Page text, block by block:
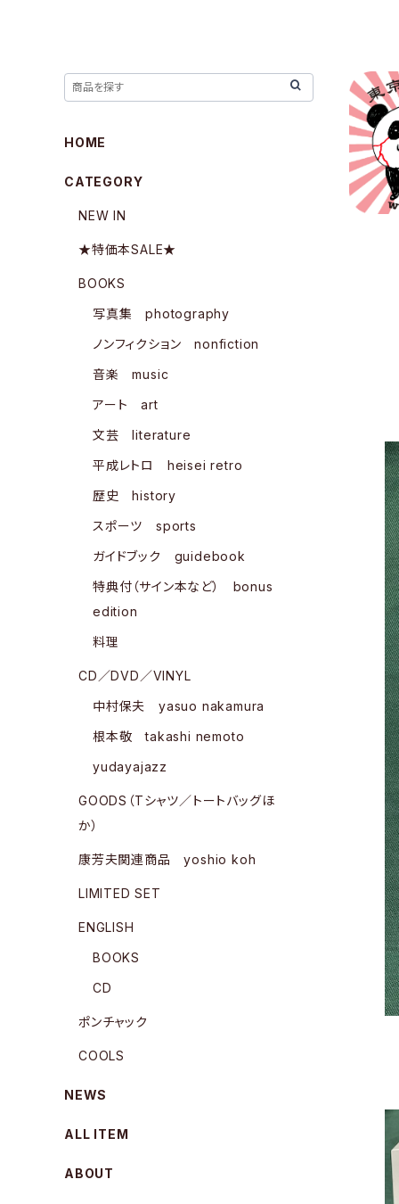
HOME
CATEGORY
NEW IN
★特価本SALE★
BOOKS
写真集 photography
ノンフィクション nonfiction
音楽 music
アート art
文芸 literature
平成レトロ heisei retro
歴史 history
スポーツ sports
ガイドブック guidebook
特典付（サイン本など） bonus
edition
料理
CD／DVD／VINYL
中村保夫 yasuo nakamura
根本敬 takashi nemoto
yudayajazz
GOODS（Tシャツ／トートバッグほ
か）
康芳夫関連商品 yoshio koh
LIMITED SET
ENGLISH
BOOKS
CD
ポンチャック
COOLS
NEWS
ALL ITEM
ABOUT